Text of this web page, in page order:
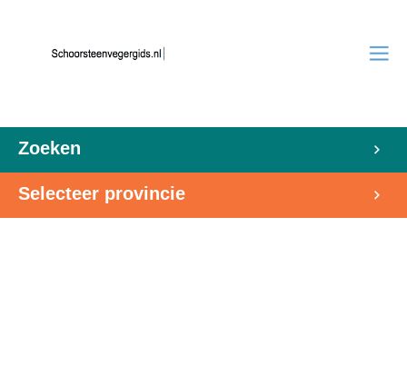
Zoeken
Selecteer provincie